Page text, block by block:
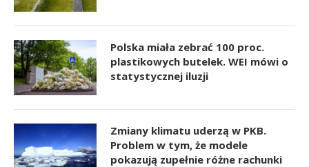
Polska miała zebrać 100 proc.
plastikowych butelek. WEI mówi o
statystycznej iluzji
Zmiany klimatu uderzą w PKB.
Problem w tym, że modele
pokazują zupełnie różne rachunki